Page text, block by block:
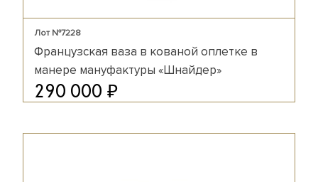
Лот №7228
Французская ваза в кованой оплетке в
манере мануфактуры «Шнайдер»
290 000 ₽